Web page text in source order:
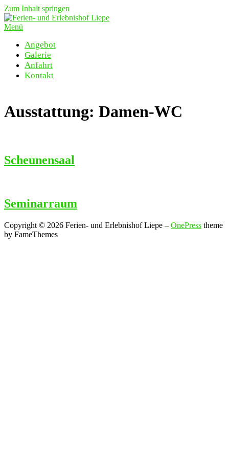
Zum Inhalt springen
Menü
Angebot
Galerie
Anfahrt
Kontakt
Ausstattung: Damen-WC
Scheunensaal
Seminarraum
Copyright © 2026 Ferien- und Erlebnishof Liepe – OnePress theme
by FameThemes